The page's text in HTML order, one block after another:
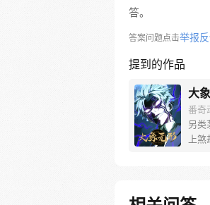
答。
答案问题点击举报
提到的作品
大
番奇
另类
上